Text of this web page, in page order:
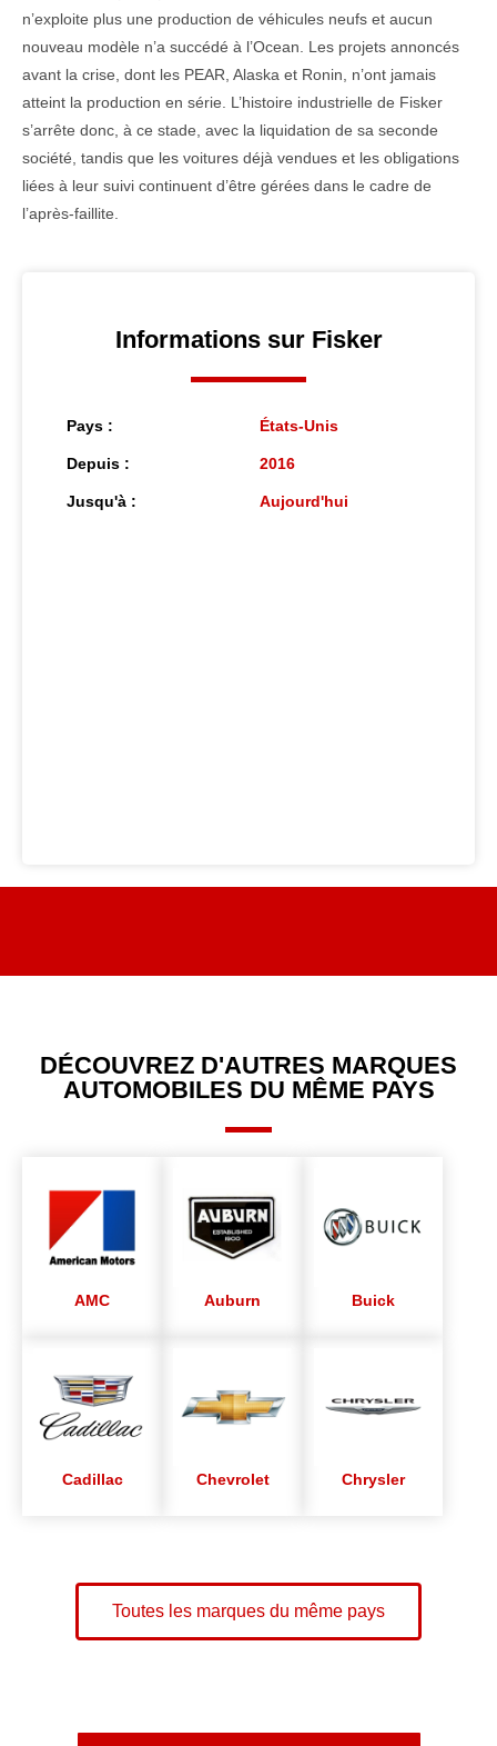
n’exploite plus une production de véhicules neufs et aucun
nouveau modèle n’a succédé à l’Ocean. Les projets annoncés
avant la crise, dont les PEAR, Alaska et Ronin, n’ont jamais
atteint la production en série. L’histoire industrielle de Fisker
s’arrête donc, à ce stade, avec la liquidation de sa seconde
société, tandis que les voitures déjà vendues et les obligations
liées à leur suivi continuent d’être gérées dans le cadre de
l’après-faillite.
Informations sur Fisker
Pays : États-Unis
Depuis : 2016
Jusqu'à : Aujourd'hui
DÉCOUVREZ D'AUTRES MARQUES
AUTOMOBILES DU MÊME PAYS
AMC Auburn Buick
Cadillac Chevrolet Chrysler
Toutes les marques du même pays